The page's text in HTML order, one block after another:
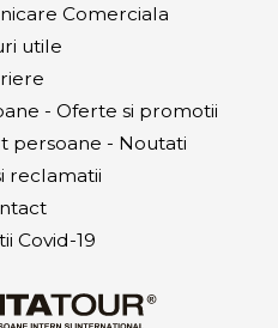
Comerciala
utile
- Oferte si promotii
persoane - Noutati
reclamatii
Covid-19